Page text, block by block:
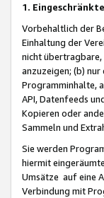
1.
Vorbehaltlich der
Einhaltung der
nicht übertragbare,
anzuzeigen; (b)
Programminhalte,
API, Datenfeeds
Kopieren oder
Sammeln und
Sie werden
hiermit
Umsätze auf eine
Verbindung mit